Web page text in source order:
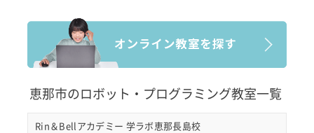
恵那市のロボット・プログラミング教室一覧
Rin＆Bellアカデミー 学ラボ恵那長島校